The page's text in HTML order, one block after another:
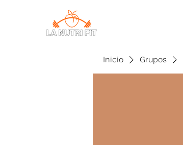
Inicio Grupos